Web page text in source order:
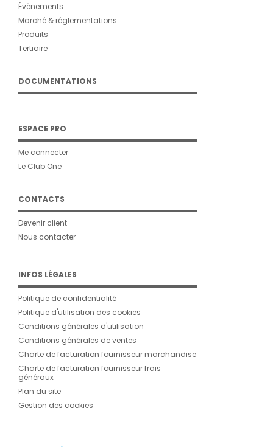
Évènements
Marché & réglementations
Produits
Tertiaire
DOCUMENTATIONS
ESPACE PRO
Me connecter
Le Club One
CONTACTS
Devenir client
Nous contacter
INFOS LÉGALES
Politique de confidentialité
Politique d'utilisation des cookies
Conditions générales d'utilisation
Conditions générales de ventes
Charte de facturation fournisseur marchandise
Charte de facturation fournisseur frais
généraux
Plan du site
Gestion des cookies